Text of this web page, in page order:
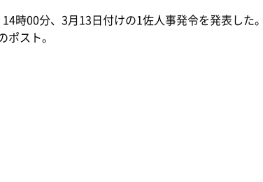
時00分、3月13日付けの1佐人事発令を発表した。
スト。